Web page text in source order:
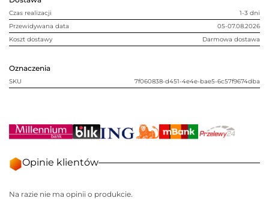
Czas realizacji
1-3 dni
Przewidywana data
05-07.08.2026
Koszt dostawy
Darmowa dostawa
Oznaczenia
SKU 7f060838-d451-4e4e-bae5-6c57f9674dba
Opinie klientów
Na razie nie ma opinii o produkcie.